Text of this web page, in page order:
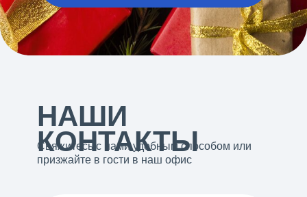
Свяжитесь с нами удобным способом или
призжайте в гости в наш офис
НАШИ
КОНТАКТЫ